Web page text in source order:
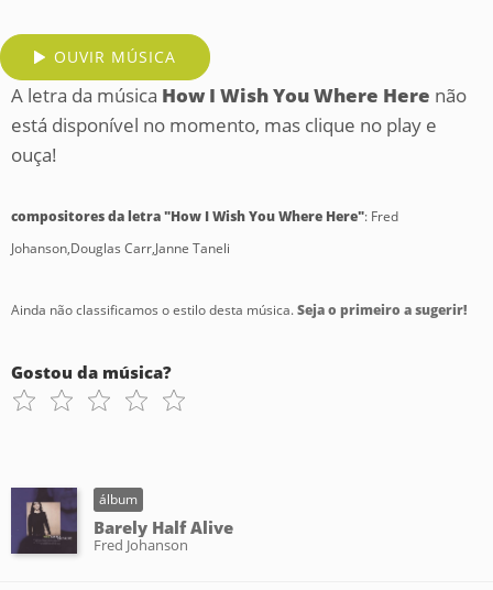
OUVIR MÚSICA
A letra da música How I Wish You Where Here não
está disponível no momento, mas clique no play e
ouça!
compositores da letra "How I Wish You Where Here": Fred
Johanson,Douglas Carr,Janne Taneli
Ainda não classificamos o estilo desta música.Seja o primeiro a sugerir!
Gostou da música?
álbum
Barely Half Alive
Fred Johanson